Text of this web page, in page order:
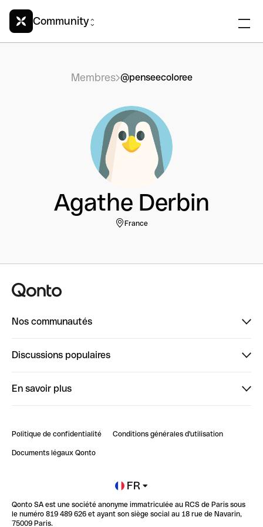
Community
Membres @penseecoloree
Agathe Derbin
France
Nos communautés
ClubQonto
Discussions populaires
Impact de l'IA sur les carrières/productivité
En savoir plus
Blog
Newsroom
Glossaire finance
Politique de confidentialité Conditions générales d'utilisation
Documents légaux Qonto
FR
Qonto SA est une société anonyme immatriculée au RCS de Paris sous
le numéro 819 489 626 et ayant son siège social au 18 rue de Navarin,
75009 Paris.